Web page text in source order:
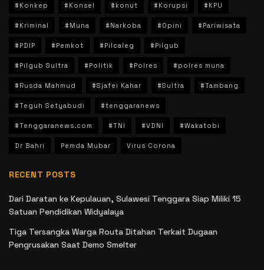
#Konkep #Konsel #konut #Korupsi #KPU
#Kriminal #Muna #Narkoba #Opini #Pariwisata
#PDIP #Pemkot #Pilcaleg #Pilgub
#Pilgub Sultra #Politik #Polres #polres muna
#Rusda Mahmud #Sjafei Kahar #Sultra #Tambang
#Teguh Setyabudi #tenggaranews
#Tenggaranews.com #TNI #VDNI #Wakatobi
Dr Bahri Pemda Mubar Virus Corona
RECENT POSTS
Dari Daratan ke Kepulauan, Sulawesi Tenggara Siap Miliki 15
Satuan Pendidikan Widyalaya
Tiga Tersangka Warga Routa Ditahan Terkait Dugaan
Pengrusakan Saat Demo Smelter